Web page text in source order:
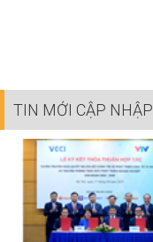
TIN MỚI CẬP NHẬP